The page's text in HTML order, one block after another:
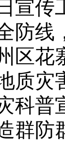
防线
区花
质灾
科普
群防